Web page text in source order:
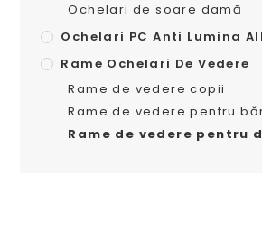
Ochelari de soare damă
Ochelari PC Anti Lumina
Rame Ochelari De Vedere
Rame de vedere copii
Rame de vedere pentru
Rame de vedere pentru